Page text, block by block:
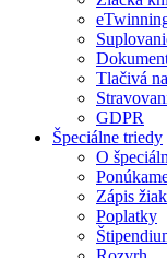
Tlačivá
GDPR
Špeciálne triedy
O
Zápis
Poplatky